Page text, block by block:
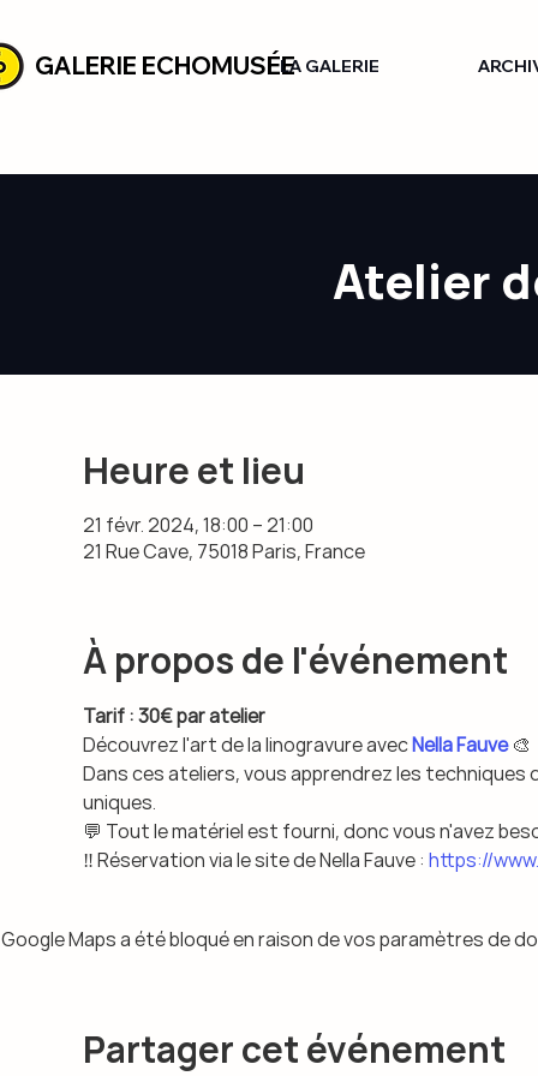
GALERIE ECHOMUSÉELA GALERIE
Atelier
Heure et lieu
21 févr. 2024, 18:00 – 21:00
21 Rue Cave, 75018 Paris, France
À propos de l'événement
Tarif : 30€ par atelier
Découvrez l'art de la linogravure avec Nella Fauve 🎨
Dans ces ateliers, vous apprendrez les
uniques.
💬 Tout le matériel est fourni, donc vous n'avez
‼️ Réservation via le site de Nella Fauve : https://
Google Maps a été bloqué en raison de vos paramètres de
Partager cet événement
RSVP